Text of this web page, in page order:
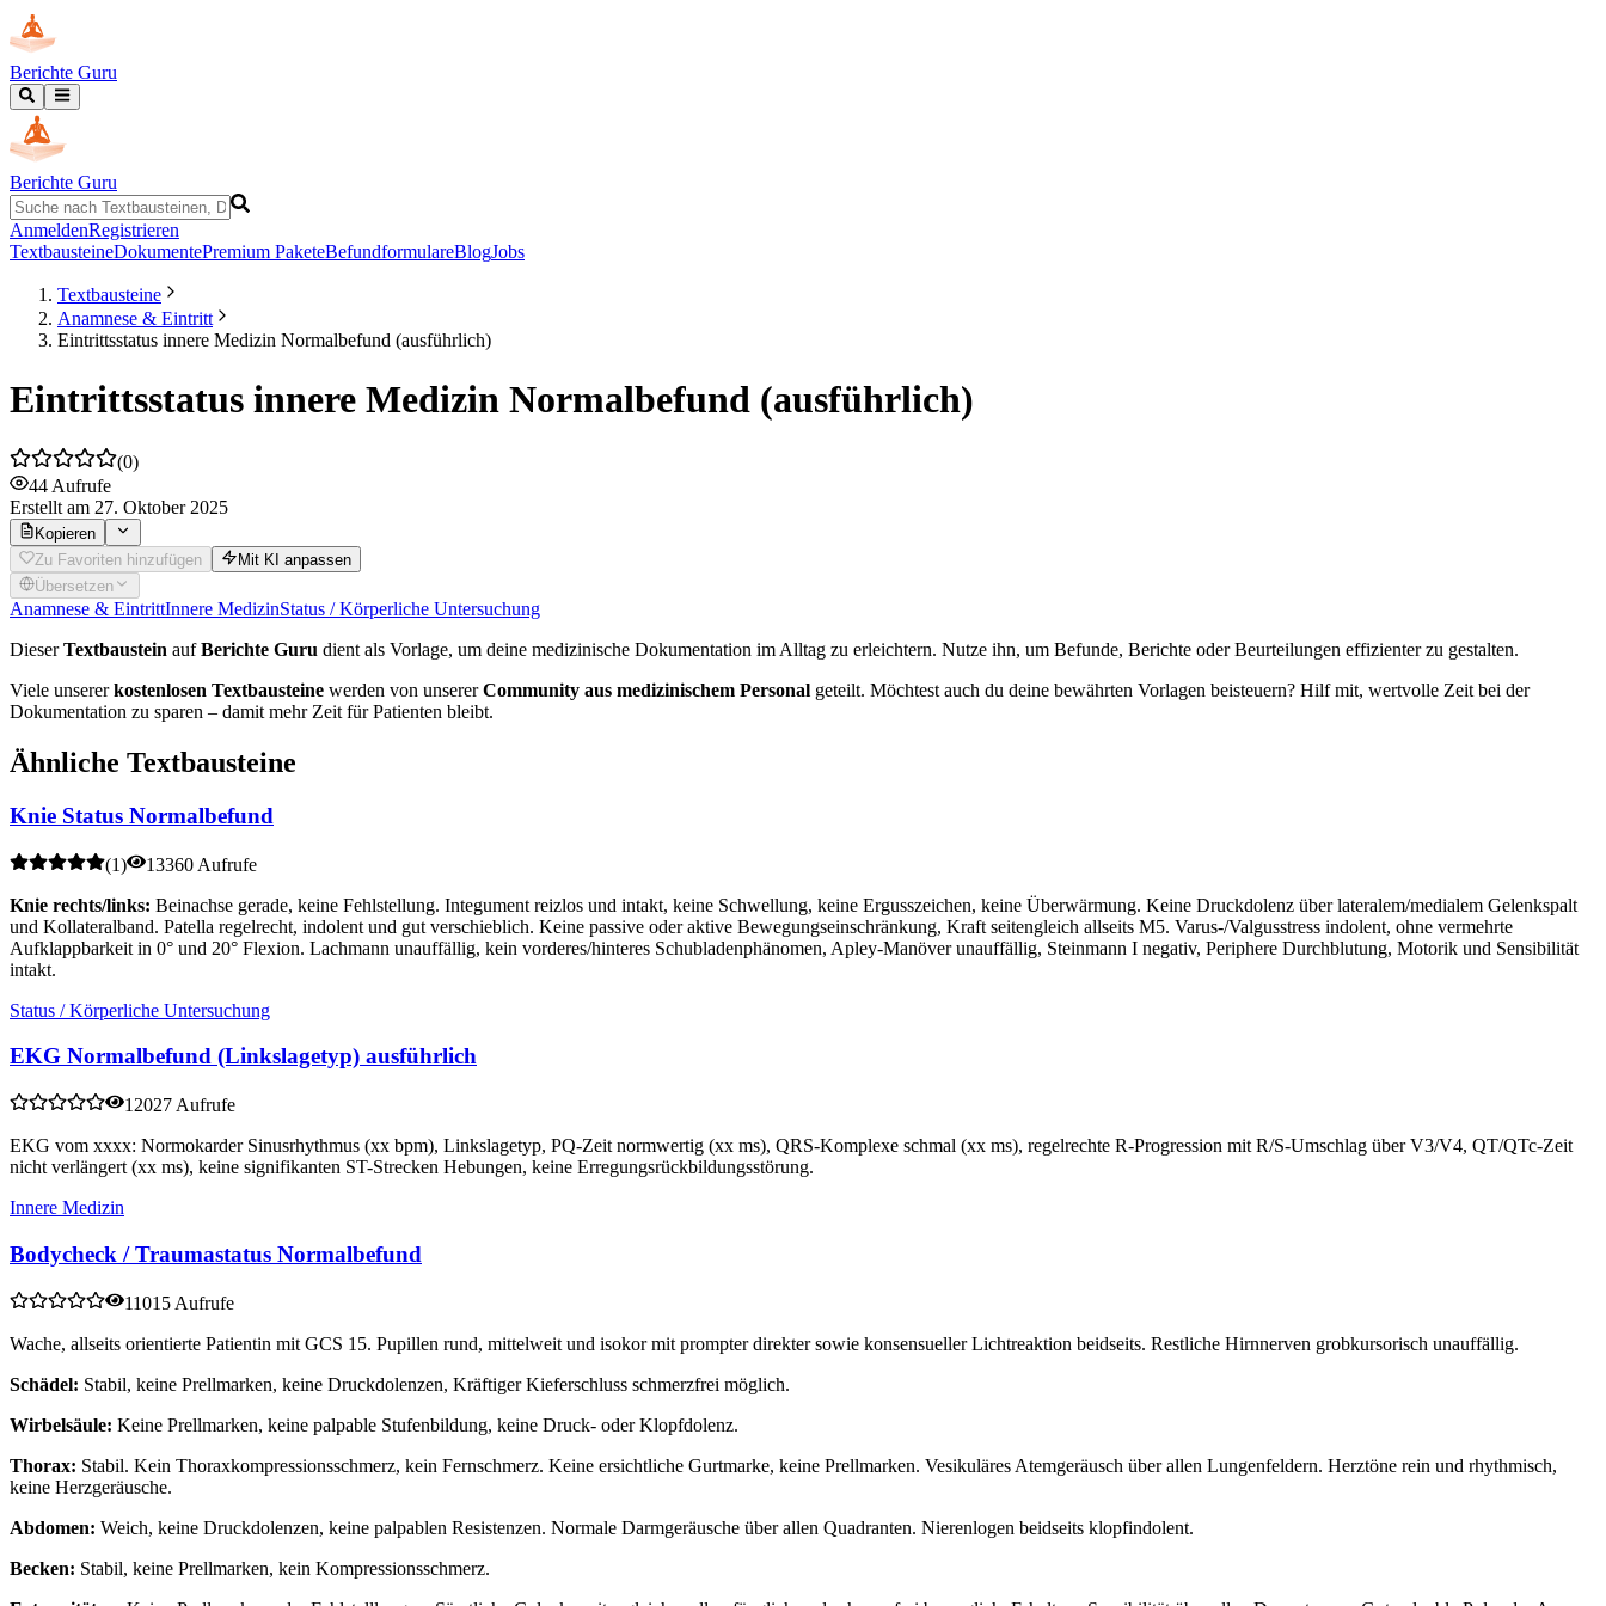
Berichte Guru
Berichte Guru
AnmeldenRegistrieren
TextbausteineDokumentePremium PaketeBefundformulareBlogJobs
Textbausteine
Anamnese & Eintritt
Eintrittsstatus innere Medizin Normalbefund (ausführlich)
Eintrittsstatus innere Medizin Normalbefund (ausführlich)
(0)
44 Aufrufe
Erstellt am 27. Oktober 2025
Kopieren
Zu Favoriten hinzufügen
Mit KI anpassen
Übersetzen
Anamnese & EintrittInnere MedizinStatus / Körperliche Untersuchung
DieserTextbaustein aufBerichte Guru dient als Vorlage, um deine medizinische Dokumentation im Alltag zu erleichtern. Nutze ihn, um Befunde, Berichte oder Beurteilungen effizienter zu gestalten.
Viele unsererkostenlosen Textbausteine werden von unsererCommunity aus medizinischem Personal geteilt. Möchtest auch du deine bewährten Vorlagen beisteuern? Hilf mit, wertvolle Zeit bei der
Dokumentation zu sparen – damit mehr Zeit für Patienten bleibt.
Ähnliche Textbausteine
Knie Status Normalbefund
(1)
13360 Aufrufe
Knie rechts/links: Beinachse gerade, keine Fehlstellung. Integument reizlos und intakt, keine Schwellung, keine Ergusszeichen, keine Überwärmung. Keine Druckdolenz über lateralem/medialem Gelenkspalt
und Kollateralband. Patella regelrecht, indolent und gut verschieblich. Keine passive oder aktive Bewegungseinschränkung, Kraft seitengleich allseits M5. Varus-/Valgusstress indolent, ohne vermehrte
Aufklappbarkeit in 0° und 20° Flexion. Lachmann unauffällig, kein vorderes/hinteres Schubladenphänomen, Apley-Manöver unauffällig, Steinmann I negativ, Periphere Durchblutung, Motorik und Sensibilität
intakt.
Status / Körperliche Untersuchung
EKG Normalbefund (Linkslagetyp) ausführlich
12027 Aufrufe
EKG vom xxxx: Normokarder Sinusrhythmus (xx bpm), Linkslagetyp, PQ-Zeit normwertig (xx ms), QRS-Komplexe schmal (xx ms), regelrechte R-Progression mit R/S-Umschlag über V3/V4, QT/QTc-Zeit
nicht verlängert (xx ms), keine signifikanten ST-Strecken Hebungen, keine Erregungsrückbildungsstörung.
Innere Medizin
Bodycheck / Traumastatus Normalbefund
11015 Aufrufe
Wache, allseits orientierte Patientin mit GCS 15. Pupillen rund, mittelweit und isokor mit prompter direkter sowie konsensueller Lichtreaktion beidseits. Restliche Hirnnerven grobkursorisch unauffällig.
Schädel: Stabil, keine Prellmarken, keine Druckdolenzen, Kräftiger Kieferschluss schmerzfrei möglich.
Wirbelsäule: Keine Prellmarken, keine palpable Stufenbildung, keine Druck- oder Klopfdolenz.
Thorax: Stabil. Kein Thoraxkompressionsschmerz, kein Fernschmerz. Keine ersichtliche Gurtmarke, keine Prellmarken. Vesikuläres Atemgeräusch über allen Lungenfeldern. Herztöne rein und rhythmisch,
keine Herzgeräusche.
Abdomen: Weich, keine Druckdolenzen, keine palpablen Resistenzen. Normale Darmgeräusche über allen Quadranten. Nierenlogen beidseits klopfindolent.
Becken: Stabil, keine Prellmarken, kein Kompressionsschmerz.